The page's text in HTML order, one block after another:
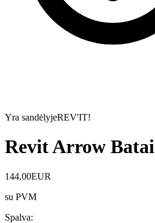
Yra sandėlyjeREV'IT!
Revit Arrow Batai
144,00EUR
su PVM
Spalva: